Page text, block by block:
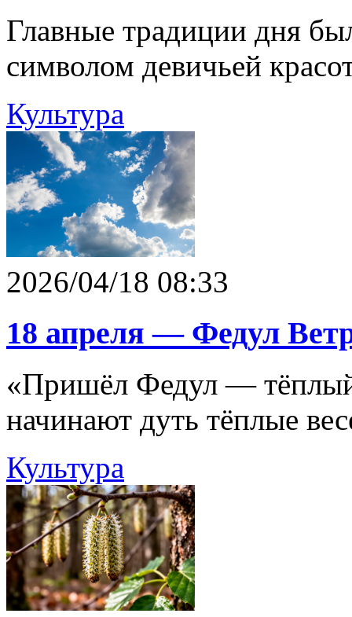
Главные традиции дня
символом девичьей
Культура
2026/04/18 08:33
18 апреля — Федул
«Пришёл Федул — тёплый
начинают дуть тёплые
Культура